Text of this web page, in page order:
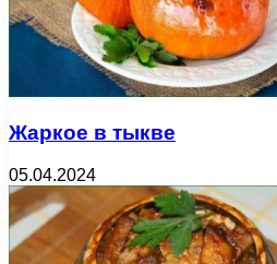
Жаркое в тыкве
05.04.2024